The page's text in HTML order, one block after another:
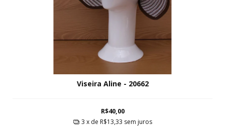
Viseira Aline - 20662
R$40,00
3 x de R$13,33 sem juros